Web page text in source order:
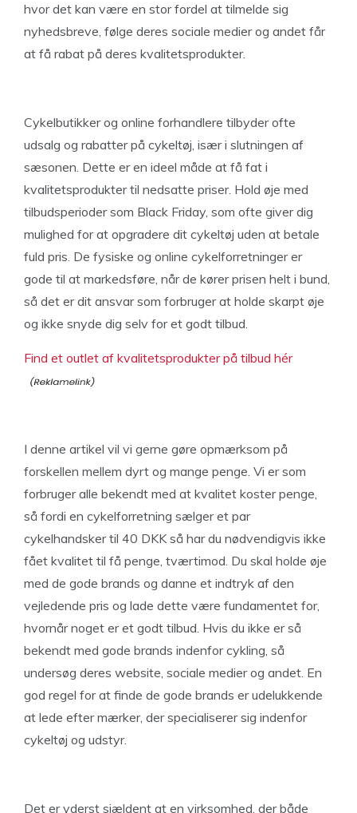
hvor det kan være en stor fordel at tilmelde sig
nyhedsbreve, følge deres sociale medier og andet får
at få rabat på deres kvalitetsprodukter.
Cykelbutikker og online forhandlere tilbyder ofte
udsalg og rabatter på cykeltøj, især i slutningen af
sæsonen. Dette er en ideel måde at få fat i
kvalitetsprodukter til nedsatte priser. Hold øje med
tilbudsperioder som Black Friday, som ofte giver dig
mulighed for at opgradere dit cykeltøj uden at betale
fuld pris. De fysiske og online cykelforretninger er
gode til at markedsføre, når de kører prisen helt i bund,
så det er dit ansvar som forbruger at holde skarpt øje
og ikke snyde dig selv for et godt tilbud.
Find et outlet af kvalitetsprodukter på tilbud hér
I denne artikel vil vi gerne gøre opmærksom på
forskellen mellem dyrt og mange penge. Vi er som
forbruger alle bekendt med at kvalitet koster penge,
så fordi en cykelforretning sælger et par
cykelhandsker til 40 DKK så har du nødvendigvis ikke
fået kvalitet til få penge, tværtimod. Du skal holde øje
med de gode brands og danne et indtryk af den
vejledende pris og lade dette være fundamentet for,
hvornår noget er et godt tilbud. Hvis du ikke er så
bekendt med gode brands indenfor cykling, så
undersøg deres website, sociale medier og andet. En
god regel for at finde de gode brands er udelukkende
at lede efter mærker, der specialiserer sig indenfor
cykeltøj og udstyr.
Det er yderst sjældent at en virksomhed, der både